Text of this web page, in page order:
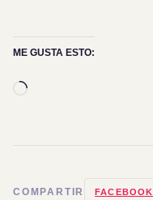
ME GUSTA ESTO:
Cargando...
COMPARTIR FACEBOOK